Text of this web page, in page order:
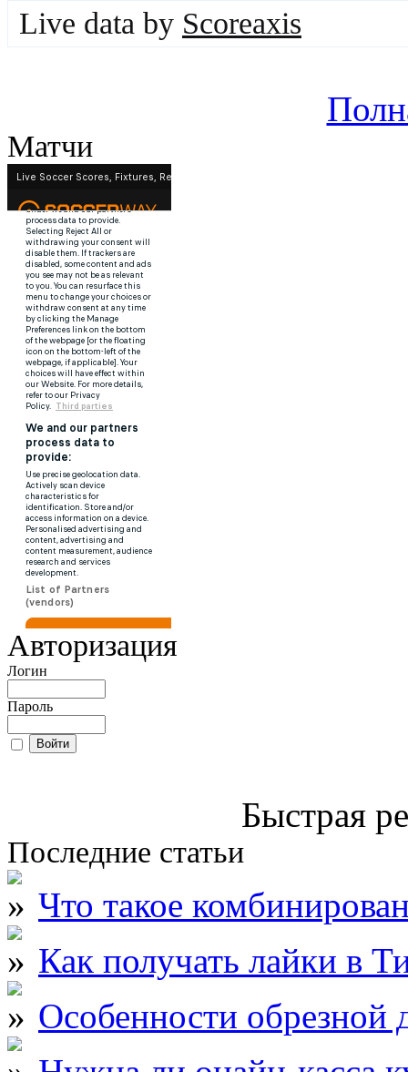
Live data by Scoreaxis
Матчи
Авторизация
Логин
Пароль
Быстрая
Последние статьи
Что такое
Как получать лайки в
Особенности обрезной